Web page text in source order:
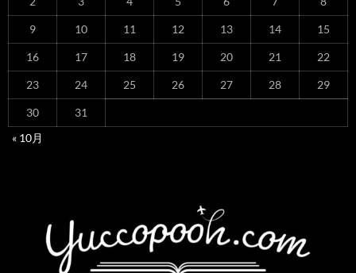
9 10 11 12 13 14 15
16 17 18 19 20 21 22
23 24 25 26 27 28 29
30
31
« 10月